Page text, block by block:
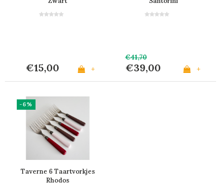
€15,00 +
€41,70
€39,00 +
-6%
Taverne 6 Taartvorkjes
Rhodos